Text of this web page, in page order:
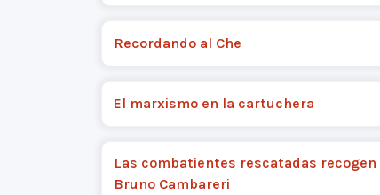
Recordando al Che
El marxismo en la cartuchera
Las combatientes rescatadas recogen
Bruno Cambareri